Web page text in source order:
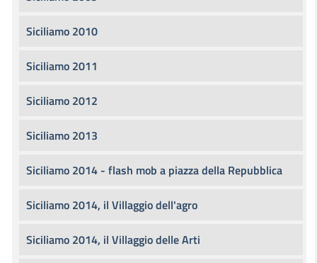
Siciliamo 2010
Siciliamo 2011
Siciliamo 2012
Siciliamo 2013
Siciliamo 2014 - flash mob a piazza della Repubblica
Siciliamo 2014, il Villaggio dell'agro
Siciliamo 2014, il Villaggio delle Arti